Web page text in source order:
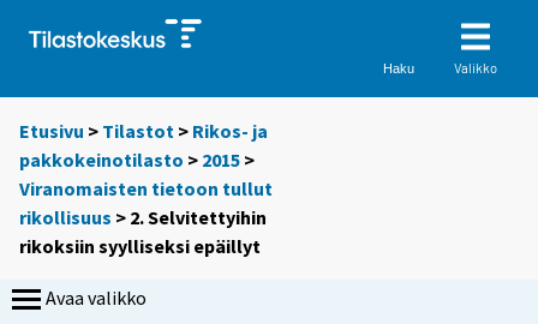
Haku Valikko
Etusivu > Tilastot > Rikos- ja
pakkokeinotilasto > 2015 >
Viranomaisten tietoon tullut
rikollisuus > 2. Selvitettyihin
rikoksiin syylliseksi epäillyt
Avaa valikko